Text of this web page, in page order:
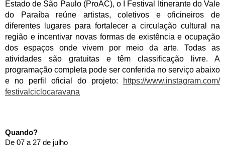
Estado de São Paulo (ProAC), o I Festival Itinerante do Vale
do Paraíba reúne artistas, coletivos e oficineiros de
diferentes lugares para fortalecer a circulação cultural na
região e incentivar novas formas de existência e ocupação
dos espaços onde vivem por meio da arte. Todas as
atividades são gratuitas e têm classificação livre. A
programação completa pode ser conferida no serviço abaixo
e no perfil oficial do projeto:
https://www.instagram.com/
festivalciclocaravana
Quando?
De 07 a 27 de julho